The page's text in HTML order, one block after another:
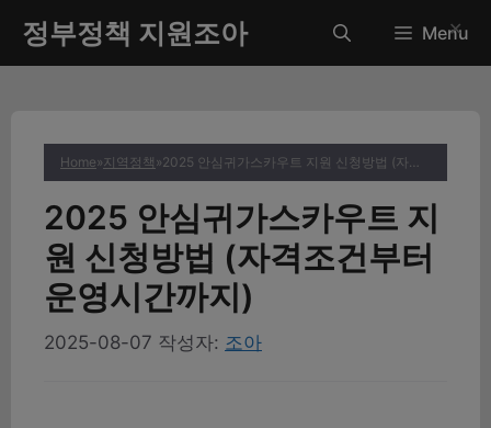
츠
정부정책 지원조아 Menu
Home»지역정책 » 2025 안심귀가스카우트 지원 신청방법 (자격조건부터 운영시간까지)
2025 안심귀가스카우트 지
원 신청방법 (자격조건부터
운영시간까지)
2025-08-07 작성자: 조아
✕